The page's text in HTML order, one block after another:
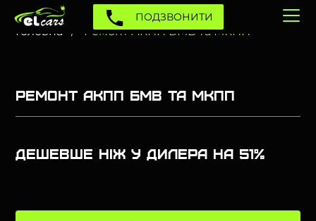
ПОДЗВОНИТИ
Головна Ремонт АКПП БМВ та МКПП
Ремонт АКПП БМВ та МКПП
Дешевше ніж у дилера на 51%